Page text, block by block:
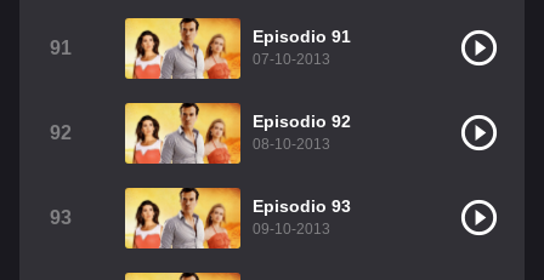
91
Episodio 91
07-10-2013
92
Episodio 92
08-10-2013
93
Episodio 93
09-10-2013